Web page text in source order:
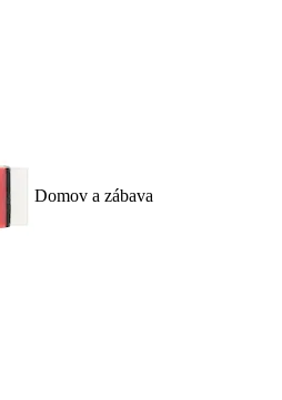
Domov a zábava